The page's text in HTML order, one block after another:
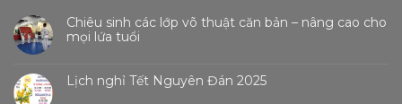
Chiêu sinh các lớp võ thuật căn bản – nâng cao cho
mọi lứa tuổi
Lịch nghỉ Tết Nguyên Đán 2025